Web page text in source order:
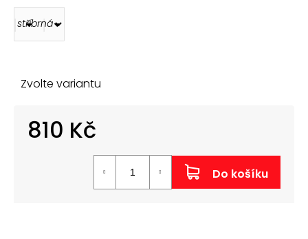
Zvolte variantu
810 Kč
Do košíku
POLSTROVANÝ
ŘEMÍNEK
NA
HODINKY
Kč